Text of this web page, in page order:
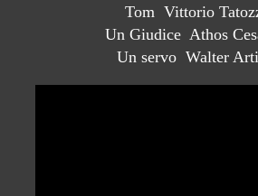
Tom Vittorio
Un Giudice Athos
Un servo Walter